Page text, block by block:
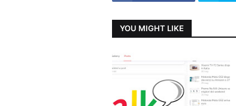
YOU MIGHT LIKE